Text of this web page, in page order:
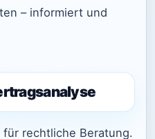
– informiert und
rechtliche Beratung.